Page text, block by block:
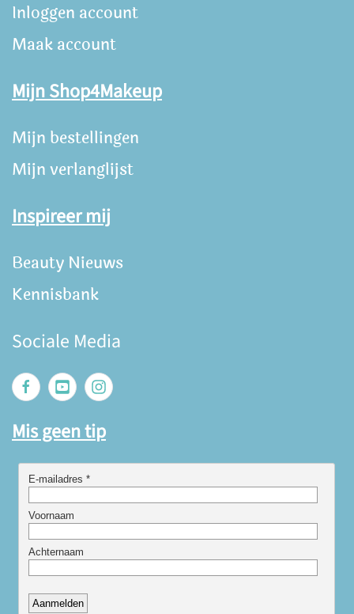
Inloggen account
Maak account
Mijn Shop4Makeup
Mijn bestellingen
Mijn verlanglijst
Inspireer mij
Beauty Nieuws
Kennisbank
Sociale Media
Mis geen tip